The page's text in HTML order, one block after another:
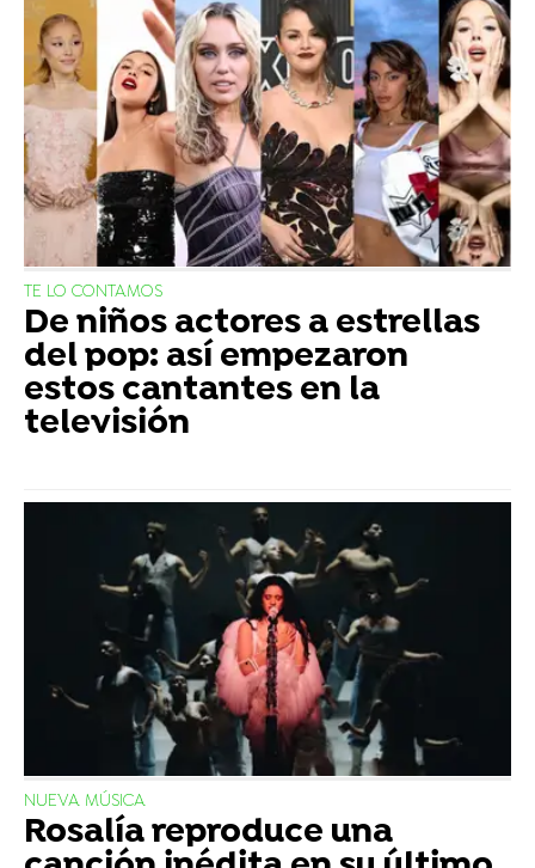
TE LO CONTAMOS
De niños actores a estrellas
del pop: así empezaron
estos cantantes en la
televisión
NUEVA MÚSICA
Rosalía reproduce una